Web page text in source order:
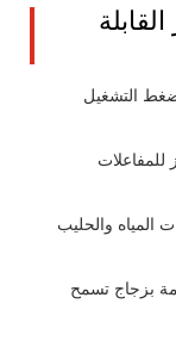
التشغيل
المياه والحليب
بزجاج تسمح